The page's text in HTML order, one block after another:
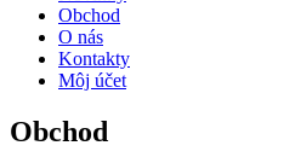
Obchod
O nás
Kontakty
Môj účet
Obchod